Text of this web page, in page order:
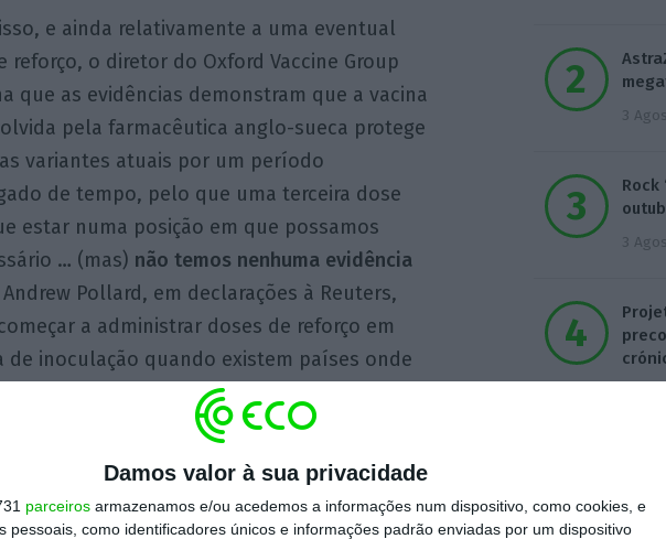
Damos valor à sua privacidade
parceiros armazenamos e/ou acedemos a informações num dispositivo, como cookies, e
pessoais, como identificadores únicos e informações padrão enviadas por um dispositivo
e ainda relativamente a uma eventual
reforço, o diretor do Oxford Vaccine Group
que as evidências demonstram que a vacina
pela farmacêutica anglo-sueca protege
variantes atuais por um período
de tempo, pelo que uma terceira dose
estar numa posição em que possamos
… (mas) não temos nenhuma evidência
Pollard, em declarações à Reuters,
a administrar doses de reforço em
inoculação quando existem países onde
de 30 participantes que receberam uma
uma terceira dose, todos com menos de
adensam as preocupações de que as
3
Rock
3
4
4